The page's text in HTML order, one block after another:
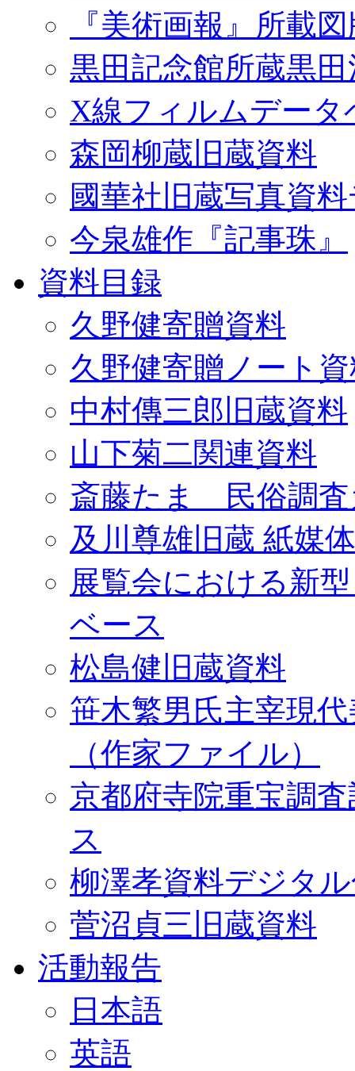
『美術画報』所載
黒田記念館所蔵黒
X線フィルムデータ
森岡柳蔵旧蔵資料
國華社旧蔵写真資
今泉雄作『記事珠』
資料目録
久野健寄贈資料
久野健寄贈ノート
中村傳三郎旧蔵資料
山下菊二関連資料
斎藤たま 民俗調査
及川尊雄旧蔵 紙媒
展覧会における新
ベース
松島健旧蔵資料
笹木繁男氏主宰現
（作家ファイル）
京都府寺院重宝調
ス
柳澤孝資料デジタ
菅沼貞三旧蔵資料
活動報告
日本語
英語